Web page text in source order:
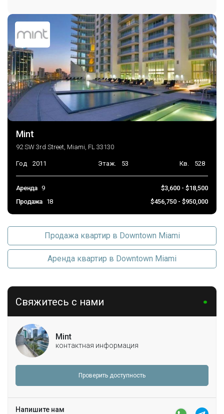
Mint
92 SW 3rd Street, Miami, FL 33130
Год 2011 Этаж. 53 Кв. 528
Аренда 9
$3,600 - $18,500
Продажа
18 $456,750 - $950,000
Продажа квартир в Downtown Miami
Аренда квартир в Downtown Miami
Свяжитесь с нами
Mint
контактная информация
Проверить доступность
Напишите нам